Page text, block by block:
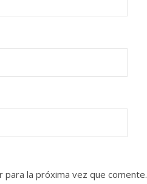
la próxima vez que comente.